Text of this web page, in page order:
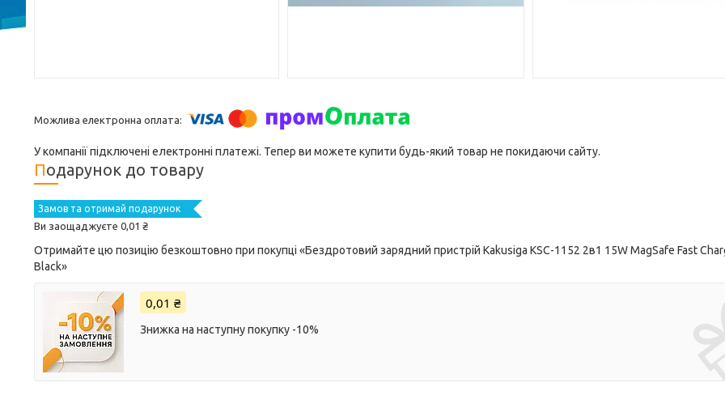
У компанії підключені електронні платежі. Тепер ви можете купити будь-який товар не покидаючи сайту.
Подарунок до товару
Замов та отримай подарунок
Ви заощаджуєте 0,01 ₴
Отримайте цю позицію безкоштовно при покупці «Бездротовий зарядний пристрій Kakusiga KSC-1152 2в1 15W MagSafe Fast
Black»
0,01 ₴
Знижка на наступну покупку -10%